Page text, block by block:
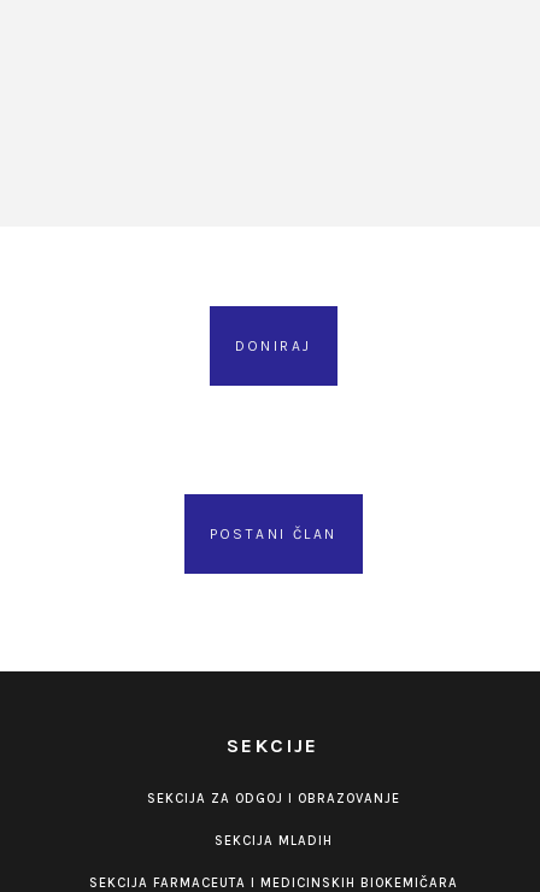
DONIRAJ
POSTANI ČLAN
SEKCIJE
SEKCIJA ZA ODGOJ I OBRAZOVANJE
SEKCIJA MLADIH
SEKCIJA FARMACEUTA I MEDICINSKIH BIOKEMIČARA